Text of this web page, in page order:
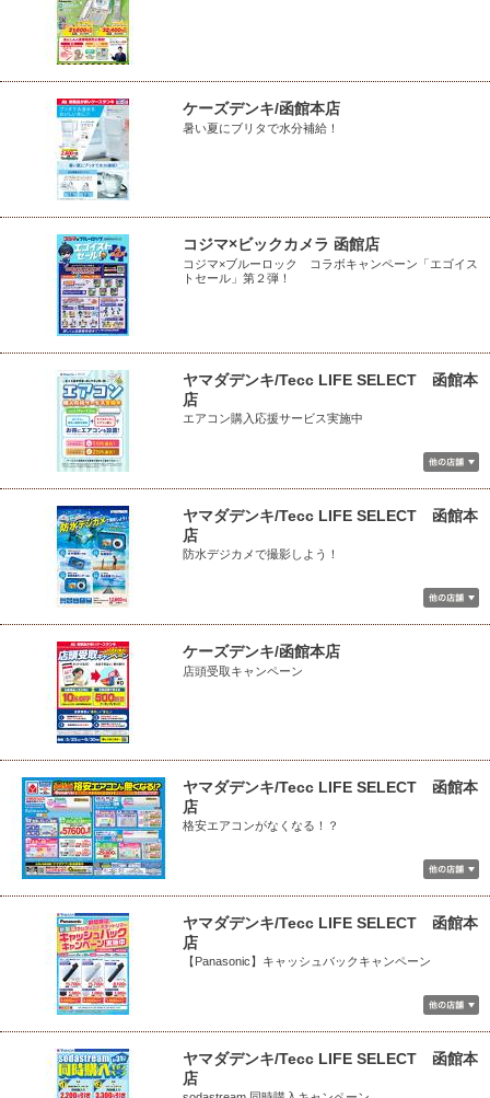
ケーズデンキ/函館本店
暑い夏にブリタで水分補給！
コジマ×ビックカメラ 函館店
コジマ×ブルーロック コラボキャンペーン「エゴイス
トセール」第２弾！
ヤマダデンキ/Tecc LIFE SELECT 函館本
店
エアコン購入応援サービス実施中
ヤマダデンキ/Tecc LIFE SELECT 函館本
店
防水デジカメで撮影しよう！
ケーズデンキ/函館本店
店頭受取キャンペーン
ヤマダデンキ/Tecc LIFE SELECT 函館本
店
格安エアコンがなくなる！？
ヤマダデンキ/Tecc LIFE SELECT 函館本
店
【Panasonic】キャッシュバックキャンペーン
ヤマダデンキ/Tecc LIFE SELECT 函館本
店